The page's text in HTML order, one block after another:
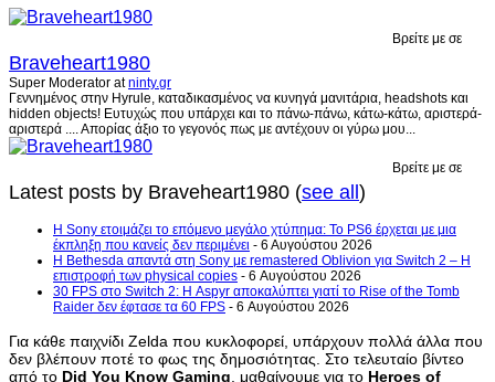
Βρείτε με σε
Braveheart1980
Super Moderator atninty.gr
Γεννημένος στην Hyrule, καταδικασμένος να κυνηγά μανιτάρια, headshots και
hidden objects! Ευτυχώς που υπάρχει και το πάνω-πάνω, κάτω-κάτω, αριστερά-
αριστερά .... Απορίας άξιο το γεγονός πως με αντέχουν οι γύρω μου...
Βρείτε με σε
Latest posts by Braveheart1980 (see all)
Η Sony ετοιμάζει το επόμενο μεγάλο χτύπημα: Το PS6 έρχεται με μια
έκπληξη που κανείς δεν περιμένει - 6 Αυγούστου 2026
Η Bethesda απαντά στη Sony με remastered Oblivion για Switch 2 – Η
επιστροφή των physical copies - 6 Αυγούστου 2026
30 FPS στο Switch 2: Η Aspyr αποκαλύπτει γιατί το Rise of the Tomb
Raider δεν έφτασε τα 60 FPS - 6 Αυγούστου 2026
Για κάθε παιχνίδι Zelda που κυκλοφορεί, υπάρχουν πολλά άλλα που
δεν βλέπουν ποτέ το φως της δημοσιότητας. Στο τελευταίο βίντεο
από το Did You Know Gaming , μαθαίνουμε για το Heroes of